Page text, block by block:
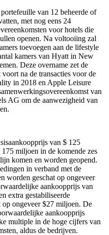
van 12 beheerde of
met nog eens 24
voor hotels die
openen. Na voltooiing zal
toevoegen aan de lifestyle
kamers van Hyatt in New
Deze overname zet de
na de transacties voor de
in 2018 en Apple Leisure
van
AG om de aanwezigheid van
van $ 125
miljoen in de komende zes
komen en worden geopend.
in verband met de
worden geschat op ongeveer
aankoopprijs van
extra gestabiliseerde
op ongeveer $27 miljoen. De
aankoopprijs
multiple in de hoge cijfers van
aldus de bedrijven.